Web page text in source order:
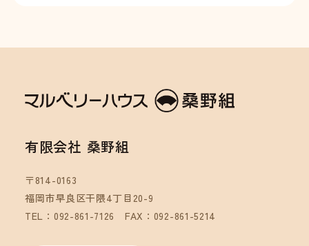
有限会社 桑野組
〒814-0163
福岡市早良区干隈4丁目20-9
TEL：092-861-7126
FAX：092-861-5214